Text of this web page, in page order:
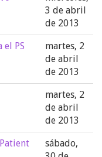
3 de abril
de 2013
PS
martes, 2
de abril
de 2013
martes, 2
de abril
de 2013
sábado,